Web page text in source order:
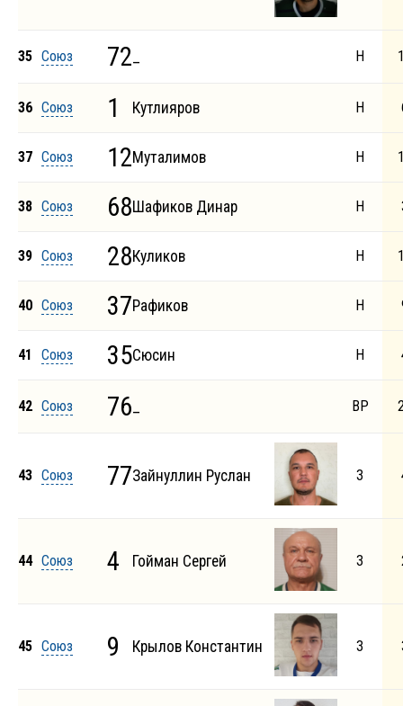
35 Союз 72_ Н
36 Союз 1 Кутлияров Н
37 Союз 12Муталимов Н
38 Союз 68Шафиков Динар Н
39 Союз 28Куликов Н
40 Союз 37Рафиков Н
41 Союз 35Сюсин Н
42 Союз 76_ ВР
43 Союз 77Зайнуллин Руслан З
44 Союз 4 Гойман Сергей З
45 Союз 9 Крылов Константин З